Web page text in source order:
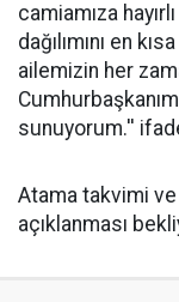
camiamıza
dağılımını en
ailemizin her
sunuyorum.''
Atama takvimi ve
açıklanması